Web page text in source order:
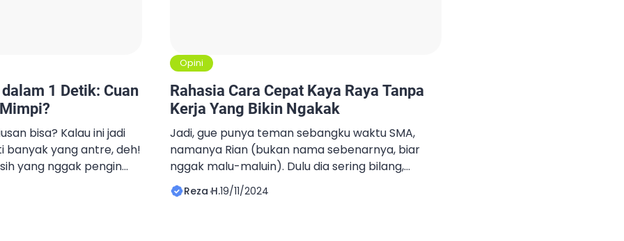
1 Detik: Cuan
bisa? Kalau ini jadi
banyak yang antre, deh!
yang nggak pengin
Opini
Rahasia Cara Cepat Kaya Raya Tanpa
Kerja Yang Bikin Ngakak
Jadi, gue punya teman sebangku waktu SMA,
namanya Rian (bukan nama sebenarnya, biar
nggak malu-maluin). Dulu dia sering bilang,
“Ngapain capek-capek belajar? Nanti gue juga
bakal kaya tanpa kerja!” Kita semua mikir dia
Reza H.19/11/2024